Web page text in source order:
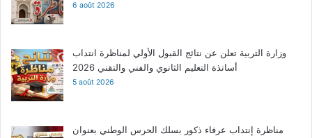
6 août 2026
وزارة التربية تعلن عن نتائج القبول الأولي لمناظرة انتداب
أساتذة التعليم الثانوي والفني والتقني 2026
5 août 2026
مناظرة إنتداب عرفاء ذكور بسلك الحرس الوطني بعنوان